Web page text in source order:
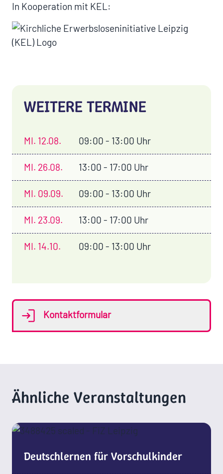
In Kooperation mit KEL:
WEITERE TERMINE
MI. 12.08. 09:00 - 13:00 Uhr
MI. 26.08. 13:00 - 17:00 Uhr
MI. 09.09. 09:00 - 13:00 Uhr
MI. 23.09. 13:00 - 17:00 Uhr
MI. 14.10. 09:00 - 13:00 Uhr
Kontaktformular
Ähnliche Veranstaltungen
Deutschlernen für Vorschulkinder